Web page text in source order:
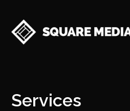
content
Services